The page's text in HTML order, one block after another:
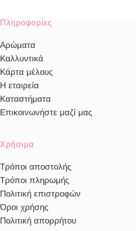
Πληροφορίες
Αρώματα
Καλλυντικά
Κάρτα μέλους
Η εταιρεία
Καταστήματα
Επικοινωνήστε μαζί μας
Χρήσιμα
Τρόποι αποστολής
Τρόποι πληρωμής
Πολιτική επιστροφών
Όροι χρήσης
Πολιτική απορρήτου